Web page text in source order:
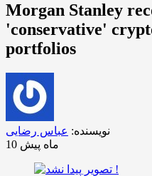
Morgan Stanley
'conservative'
portfolios
نویسنده: عباس رضایی
10 ماه پیش